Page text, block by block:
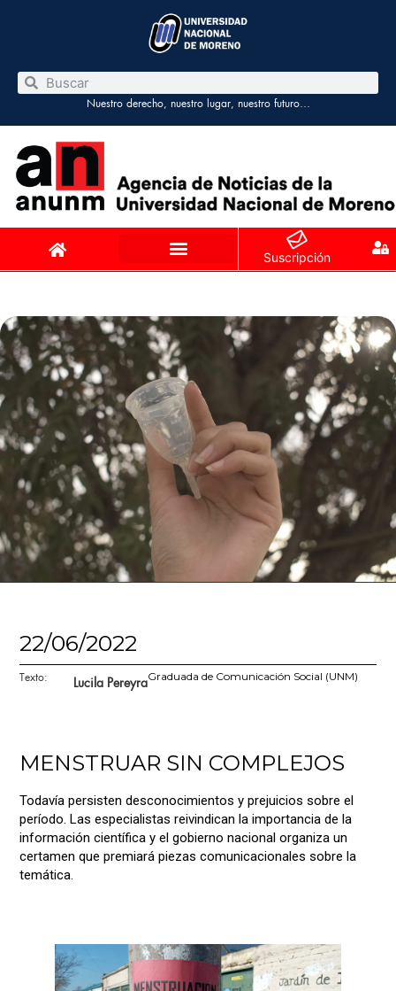
Nuestro derecho, nuestro lugar, nuestro futuro…
Suscripción
22/06/2022
Texto: Lucila PereyraGraduada de Comunicación Social (UNM)
MENSTRUAR SIN COMPLEJOS
Todavía persisten desconocimientos y prejuicios sobre el
período. Las especialistas reivindican la importancia de la
información científica y el gobierno nacional organiza un
certamen que premiará piezas comunicacionales sobre la
temática.